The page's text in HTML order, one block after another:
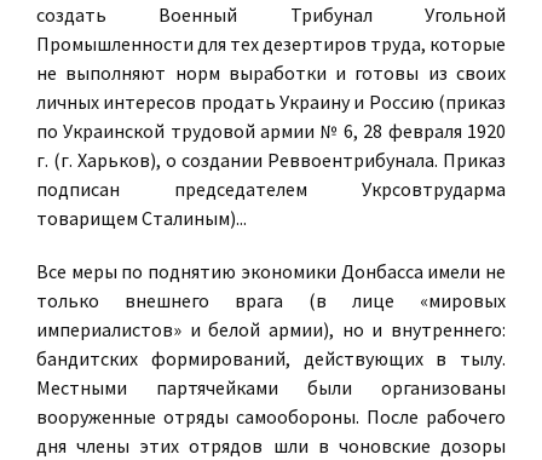
создать Военный Трибунал Угольной
Промышленности для тех дезертиров труда, которые
не выполняют норм выработки и готовы из своих
личных интересов продать Украину и Россию (приказ
по Украинской трудовой армии № 6, 28 февраля 1920
г. (г. Харьков), о создании Реввоентрибунала. Приказ
подписан председателем Укрсовтрударма
товарищем Сталиным)...
Все меры по поднятию экономики Донбасса имели не
только внешнего врага (в лице «мировых
империалистов» и белой армии), но и внутреннего:
бандитских формирований, действующих в тылу.
Местными партячейками были организованы
вооруженные отряды самообороны. После рабочего
дня члены этих отрядов шли в чоновские дозоры